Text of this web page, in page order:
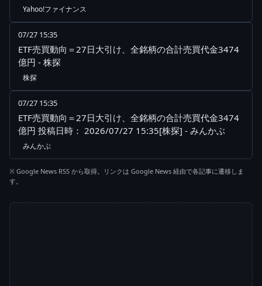
Yahoo!ファイナンス
07/27 15:35
ETF売買動向＝27日大引け、全銘柄の合計売買代金3474
億円 - 株探
株探
07/27 15:35
ETF売買動向＝27日大引け、全銘柄の合計売買代金3474
億円 投稿日時： 2026/07/27 15:35[株探] - みんかぶ
みんかぶ
※ Google News RSS から取得。リンクは Google News 経由で各記事に遷移しま
す。